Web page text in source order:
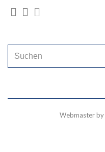
Webmaster by